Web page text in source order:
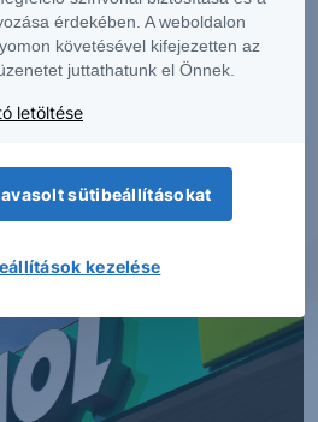
iránt?Kérjen visszahívást
egyeztethet a termékkel
érdekében. A weboldalon
követésével kifejezetten az
juttathatunk el Önnek.
letöltése
sütibeállításokat
kezelése